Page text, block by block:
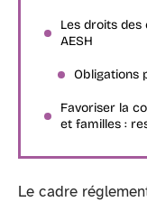
Les droits des
AESH
Obligations
Favoriser la
et familles :
Le cadre